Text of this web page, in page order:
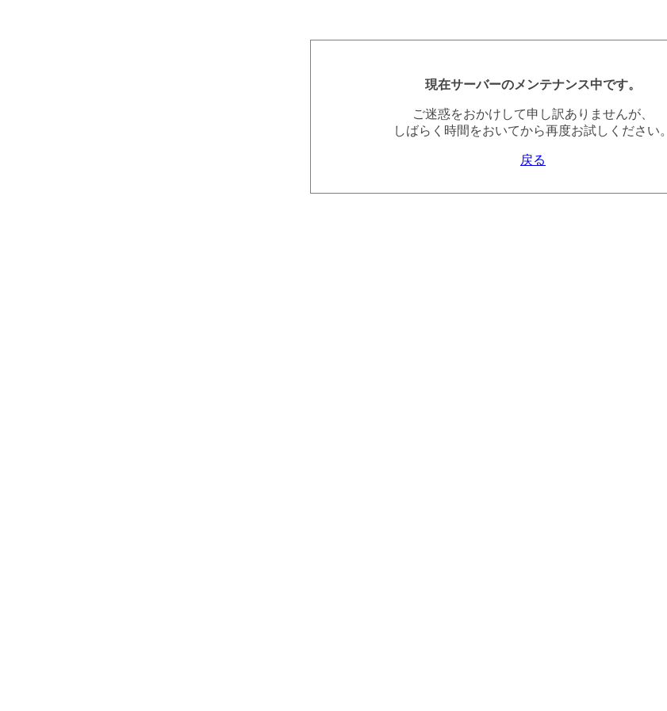
現在サーバーのメンテナンス中です。
ご迷惑をおかけして申し訳ありませんが、
しばらく時間をおいてから再度お試しください。
戻る